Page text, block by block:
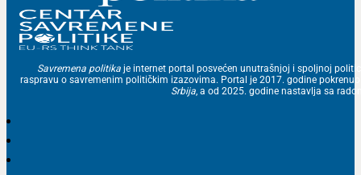
Savremena politika je internet portal posvećen unutrašnjoj i spoljnoj
raspravu o savremenim političkim izazovima. Portal je 2017. godine
Srbija, a od 2025. godine nastavlja sa